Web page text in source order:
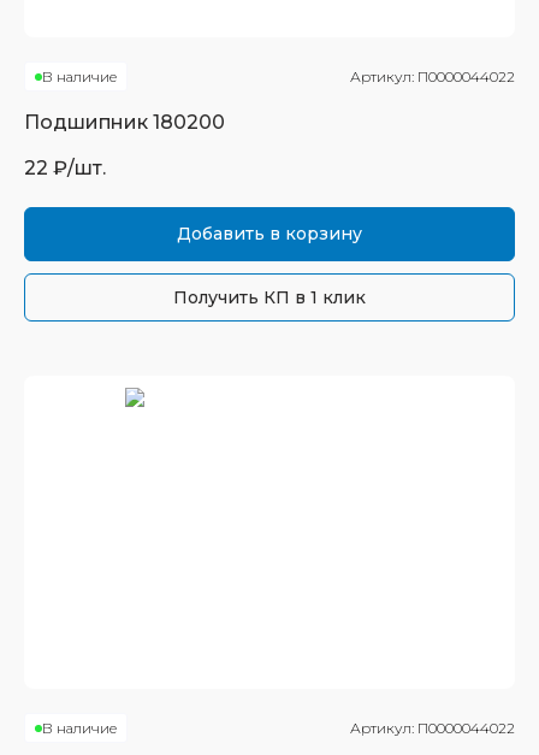
В наличие Артикул: П0000044022
Подшипник 180200
22 ₽/шт.
Добавить в корзину
Получить КП в 1 клик
В наличие Артикул: П0000044022